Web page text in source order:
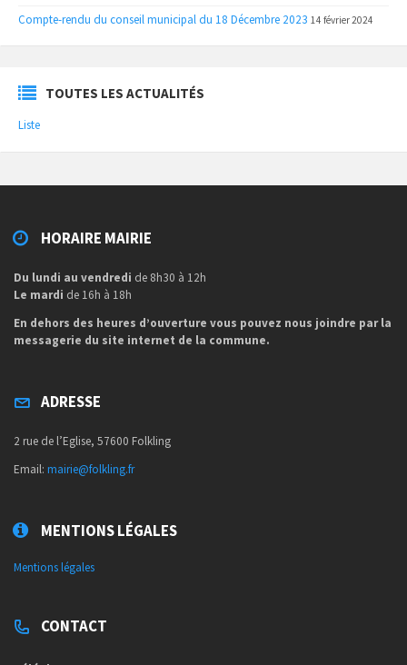
Compte-rendu du conseil municipal du 18 Décembre 2023 14 février 2024
TOUTES LES ACTUALITÉS
Liste
HORAIRE MAIRIE
Du lundi au vendredi de 8h30 à 12h
Le mardi de 16h à 18h
En dehors des heures d’ouverture vous pouvez nous joindre par la
messagerie du site internet de la commune.
ADRESSE
2 rue de l’Eglise, 57600 Folkling
Email: mairie@folkling.fr
MENTIONS LÉGALES
Mentions légales
CONTACT